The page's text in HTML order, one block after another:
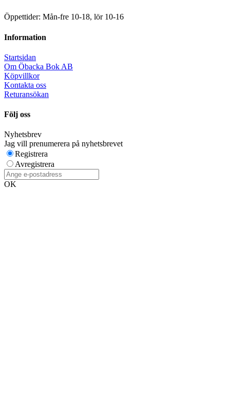
Öppettider: Mån-fre 10-18, lör 10-16
Information
Startsidan
Om Öbacka Bok AB
Köpvillkor
Kontakta oss
Returansökan
Följ oss
Nyhetsbrev
Jag vill prenumerera på nyhetsbrevet
Registrera
Avregistrera
OK